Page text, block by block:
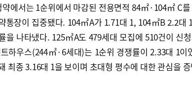
에서는 1순위에서 마감된 전용면적 84㎡·104㎡ C
통장이 집중됐다. 104㎡A가 1.71대 1, 104㎡B 2.2대
을 나타냈다. 125㎡A도 479세대 모집에 510건이 신
하우스(244㎡·6세대)는 1순위 경쟁률이 2.33대 1이
최종 3.16대 1을 보이며 초대형 평수에 대한 관심을